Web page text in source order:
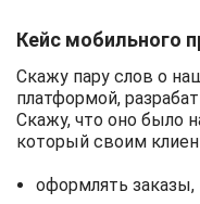
Кейс мобильного
Скажу пару слов о
платформой,
Скажу, что оно было
который своим
оформлять заказы,